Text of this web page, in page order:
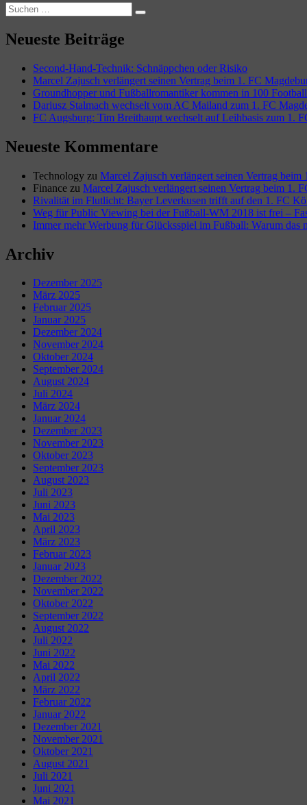
Suchen
nach:
Suchen
Neueste Beiträge
Second-Hand-Technik: Schnäppchen oder Risiko
Marcel Zajusch verlängert seinen Vertrag beim 1. FC
Groundhopper und Fußballromantiker kommen in 100
Dariusz Stalmach wechselt vom AC Mailand zum 1. FC
FC Augsburg: Tim Breithaupt wechselt auf Leihbasis zum 1.
Neueste Kommentare
Technology zu Marcel Zajusch verlängert seinen Vertrag beim
Finance zu Marcel Zajusch verlängert seinen Vertrag beim 1.
Rivalität im Flutlicht: Bayer Leverkusen trifft auf den 1. FC
Weg für Public Viewing bei der Fußball-WM 2018 ist frei –
Immer mehr Werbung für Glücksspiel im Fußball: Warum das
Archiv
Dezember 2025
März 2025
Februar 2025
Januar 2025
Dezember 2024
November 2024
Oktober 2024
September 2024
August 2024
Juli 2024
März 2024
Januar 2024
Dezember 2023
November 2023
Oktober 2023
September 2023
August 2023
Juli 2023
Juni 2023
Mai 2023
April 2023
März 2023
Februar 2023
Januar 2023
Dezember 2022
November 2022
Oktober 2022
September 2022
August 2022
Juli 2022
Juni 2022
Mai 2022
April 2022
März 2022
Februar 2022
Januar 2022
Dezember 2021
November 2021
Oktober 2021
August 2021
Juli 2021
Juni 2021
Mai 2021